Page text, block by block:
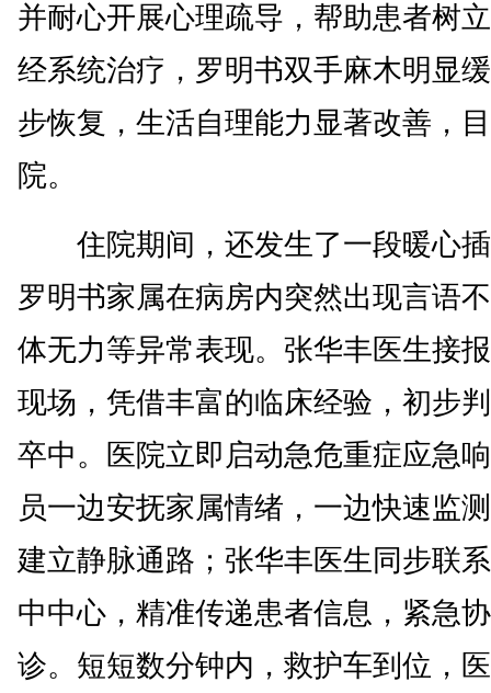
并耐心开展心理疏导，帮助患者树
经系统治疗，罗明书双手麻木明显
步恢复，生活自理能力显著改善，
院。
住院期间，还发生了一段暖心插
罗明书家属在病房内突然出现言语
体无力等异常表现。张华丰医生接
现场，凭借丰富的临床经验，初步
卒中。医院立即启动急危重症应急
员一边安抚家属情绪，一边快速监
建立静脉通路；张华丰医生同步联
中中心，精准传递患者信息，紧急
诊。短短数分钟内，救护车到位，